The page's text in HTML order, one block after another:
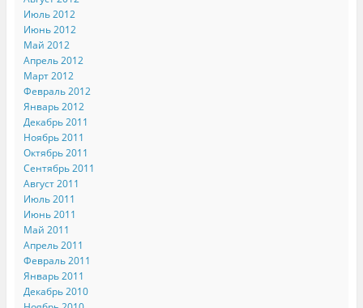
Июль 2012
Июнь 2012
Май 2012
Апрель 2012
Март 2012
Февраль 2012
Январь 2012
Декабрь 2011
Ноябрь 2011
Октябрь 2011
Сентябрь 2011
Август 2011
Июль 2011
Июнь 2011
Май 2011
Апрель 2011
Февраль 2011
Январь 2011
Декабрь 2010